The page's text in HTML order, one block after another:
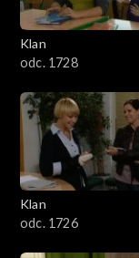
Klan
odc. 1728
Klan
odc. 1726